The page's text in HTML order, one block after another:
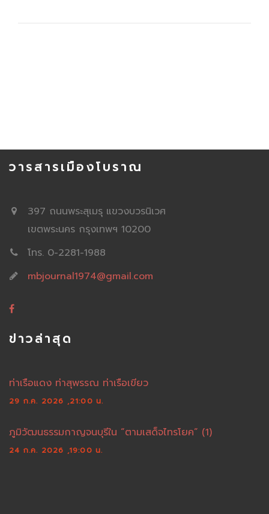
วารสารเมืองโบราณ
397 ถนนพระสุเมรุ แขวงบวรนิเวศ
เขตพระนคร กรุงเทพฯ 10200
โทร. 0-2281-1988
mbjournal1974@gmail.com
ข่าวล่าสุด
ท่าเรือแดง ท่าสุพรรณ ท่าเรือเขียว
29 ก.ค. 2026 ,21:00 น.
ภูมิวัฒนธรรมกาญจนบุรีใน “ตามเสด็จไทรโยค” (1)
24 ก.ค. 2026 ,19:00 น.